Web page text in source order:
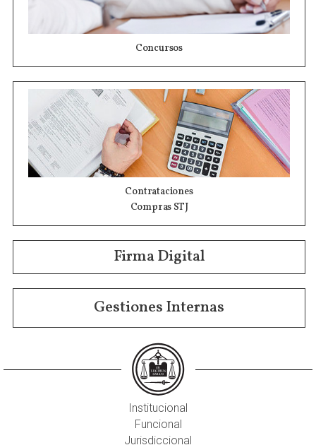
Concursos
Contrataciones
Compras STJ
Firma Digital
Gestiones Internas
Institucional
Funcional
Jurisdiccional